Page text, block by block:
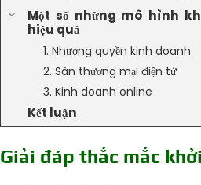
Một số những mô hình
hiệu quả
1. Nhượng quyền kinh doanh
2. Sàn thương mại điện tử
3. Kinh doanh online
Kết luận
Giải đáp thắc mắc